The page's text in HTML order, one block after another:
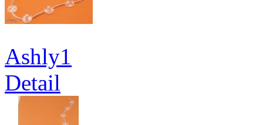
Ashly1
Detail